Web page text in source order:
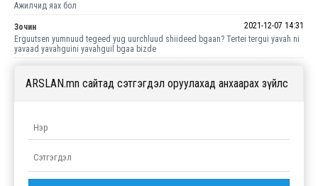
Ажилчид яах бол
Зочин
2021-12-07 14:31
Erguutsen yumnuud tegeed yug uurchluud shiideed bgaan? Tertei tergui yavah ni
yavaad yavahguini yavahguil bgaa bizde
ARSLAN.mn сайтад сэтгэгдэл оруулахад анхаарах зүйлс